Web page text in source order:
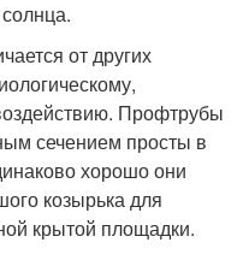
от других
Профтрубы
сечением просты в
хорошо они
козырька для
крытой площадки.